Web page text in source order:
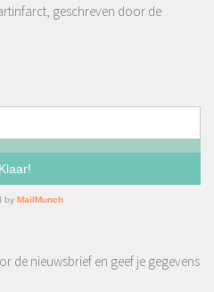
geschreven door de
de nieuwsbrief en geef je gegevens